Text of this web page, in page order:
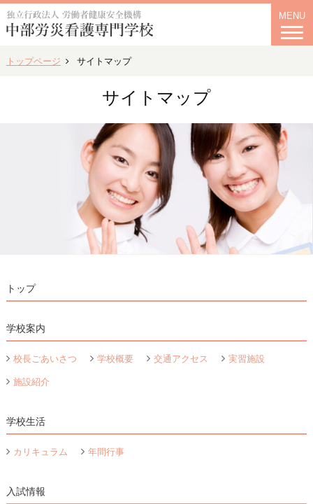
MENU
トップページ サイトマップ
サイトマップ
トップ
学校案内
校長ごあいさつ 学校概要 交通アクセス 実習施設
施設紹介
学校生活
カリキュラム 年間行事
入試情報